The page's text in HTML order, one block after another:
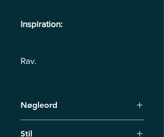
Inspiration:
Rav.
Nøgleord
Stil